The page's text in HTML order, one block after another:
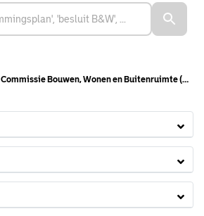
Commissie Bouwen, Wonen en Buitenruimte (2022-2026)